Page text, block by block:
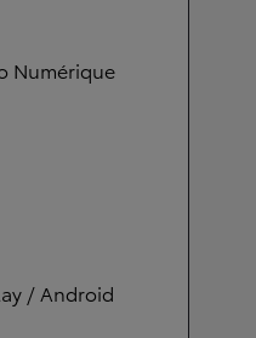
Numérique
/ Android